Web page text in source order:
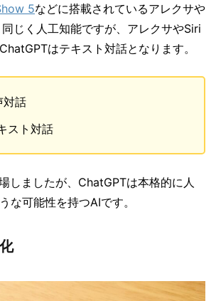
5などに搭載されているアレクサや
じく人工知能ですが、アレクサやSiri
はテキスト対話となります。
対話
スト対話
しましたが、ChatGPTは本格的に人
な可能性を持つAIです。